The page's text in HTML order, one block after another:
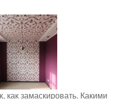
как замаскировать. Какими